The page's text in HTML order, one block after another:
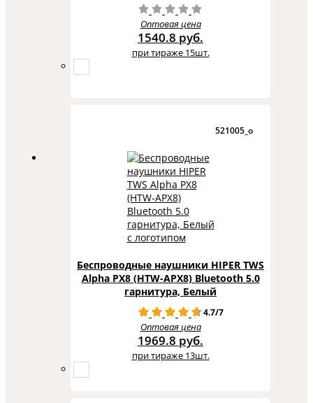
Оптовая цена
1540.8 руб.
при тираже 15шт.
521005_o
Беспроводные наушники HIPER TWS
Alpha PX8 (HTW-APX8) Bluetooth 5.0
гарнитура, Белый
4.7/7
Оптовая цена
1969.8 руб.
при тираже 13шт.